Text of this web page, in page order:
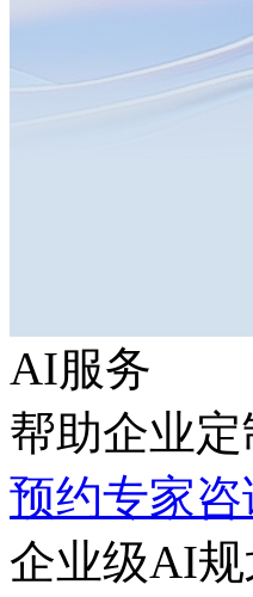
AI服务
帮助企业定
预约专家咨
企业级AI